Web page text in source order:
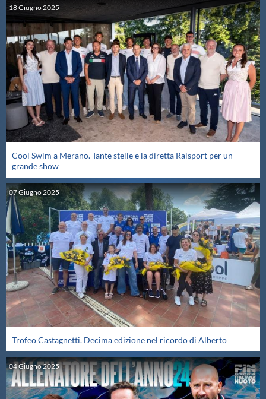
18Giugno2025
Cool Swim a Merano. Tante stelle e la diretta Raisport per un
grande show
07Giugno2025
Trofeo Castagnetti. Decima edizione nel ricordo di Alberto
04Giugno2025